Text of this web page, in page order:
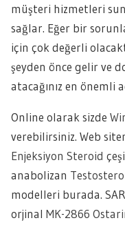
müşteri hizmetleri
sağlar. Eğer bir
için çok değerli
şeyden önce gelir ve
atacağınız en önemli
Online olarak sizde
verebilirsiniz. Web
Enjeksiyon Steroid
anabolizan
modelleri burada.
orjinal MK-2866